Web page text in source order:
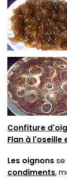
Confiture
Flan à l'oseille
Les oignons
condiments,